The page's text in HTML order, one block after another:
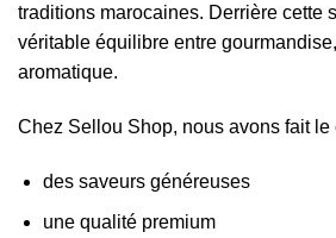
traditions marocaines. Derrière cette
véritable équilibre entre
aromatique.
Chez Sellou Shop, nous avons fait
des saveurs généreuses
une qualité premium